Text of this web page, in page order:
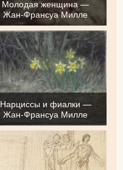
Молодая женщина —
Жан-Франсуа Милле
Нарциссы и фиалки —
Жан-Франсуа Милле